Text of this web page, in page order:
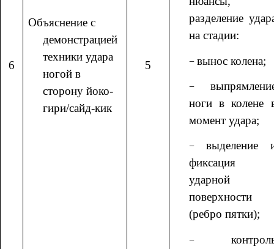
6
Объяснение с
демонстрацией
техники удара
ногой в
сторону йоко-
гири/сайд-кик
5
разделение
на стадии:
вынос колена;
ноги в колене
момент удара;
выделение
фиксация
ударной
поверхности
(ребро пятки);